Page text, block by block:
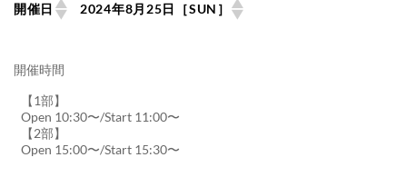
開催日 2024年8月25日［SUN］
開催時間
【1部】
Open 10:30〜/Start 11:00〜
【2部】
Open 15:00〜/Start 15:30〜